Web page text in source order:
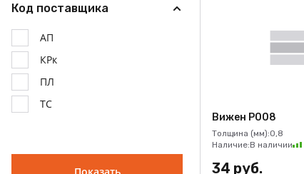
Белый Р100
Белый фарфоровый оникс
Ванильный крем АСМ003
Код поставщика
АП
КРк
ПЛ
ТС
Вижен Р008
Толщина (мм):0,8
Наличие:В наличии
34 руб.